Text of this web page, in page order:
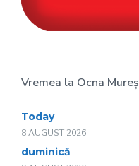
Vremea la Ocna Mureș
Today
8 AUGUST 2026
duminică